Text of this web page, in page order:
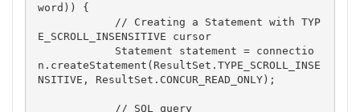
word)) {
E_SCROLL_INSENSITIVE cursor
n.createStatement(ResultSet.TYPE_SCROLL_INSE
NSITIVE, ResultSet.CONCUR_READ_ONLY);